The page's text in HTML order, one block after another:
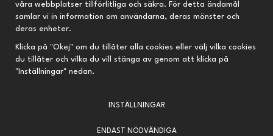
Om oss
Nyheter
Nyhetsbrev
Om cookies
Prenumeration
Fri frakt vid köp över 695 kr
Kvalitetsprodukter till kanonpris
våra webbplatser tillförlitliga och säkra. För detta ändamål
samlar vi in information om användarna, deras mönster och
deras enheter.
Klicka på "Okej" om du tillåter alla cookies eller välj vilka cookies
du tillåter och vilka du vill stänga av genom att klicka på
"Inställningar" nedan.
INSTÄLLNINGAR
ENDAST NÖDVÄNDIGA